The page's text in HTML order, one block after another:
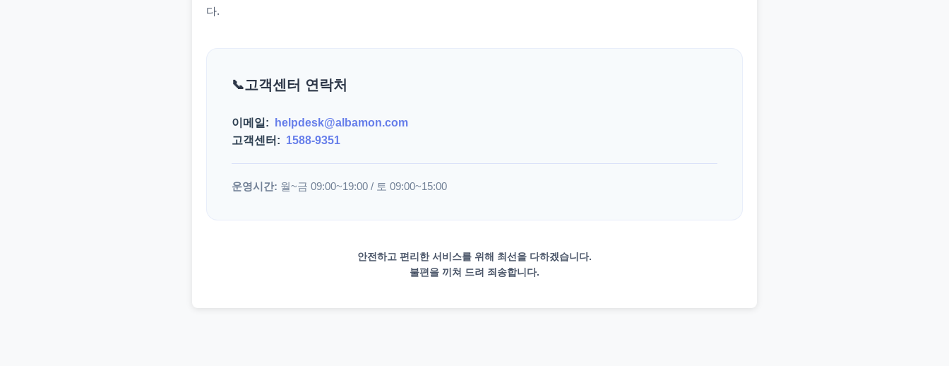
다.
고객센터 연락처
이메일:
helpdesk@albamon.com
고객센터: 1588-9351
운영시간: 월~금 09:00~19:00 / 토 09:00~15:00
안전하고 편리한 서비스를 위해 최선을 다하겠습니다.
불편을 끼쳐 드려 죄송합니다.